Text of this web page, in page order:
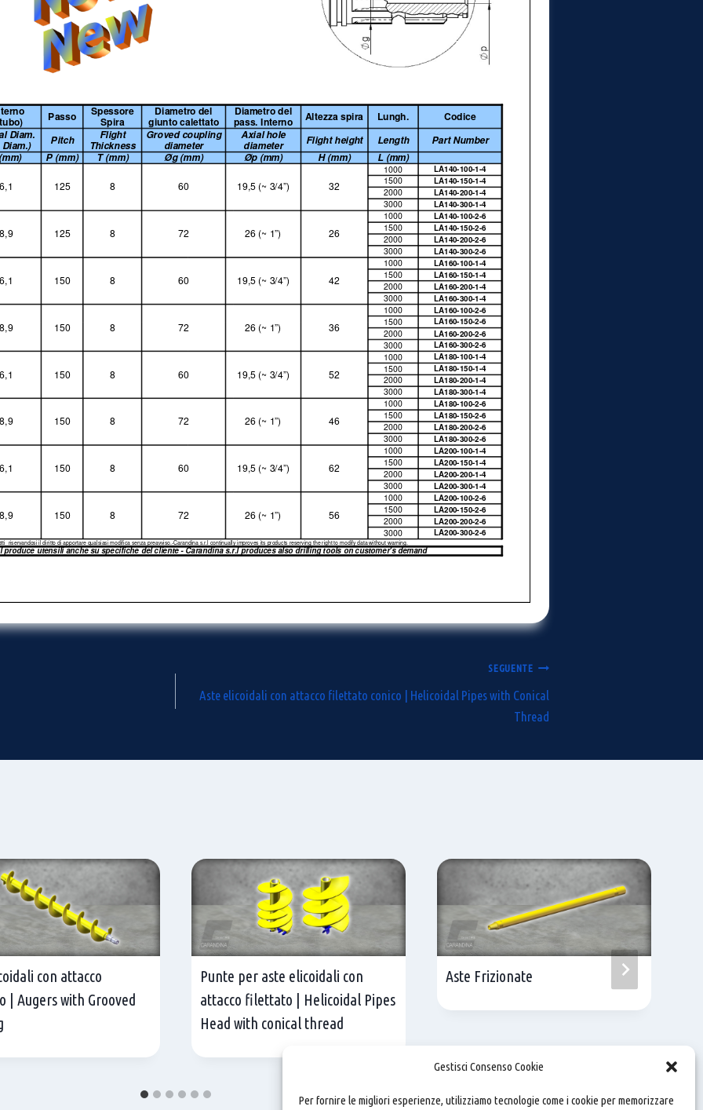
Gestisci Consenso Cookie
Per fornire le migliori esperienze, utilizziamo tecnologie come i cookie per memorizzare
SEGUENTE
Aste elicoidali con attacco filettato conico | Helicoidal Pipes with Conical
Thread
con attacco
| Augers with Grooved
Punte per aste elicoidali con
attacco filettato | Helicoidal Pipes
Head with conical thread
Aste Frizionate